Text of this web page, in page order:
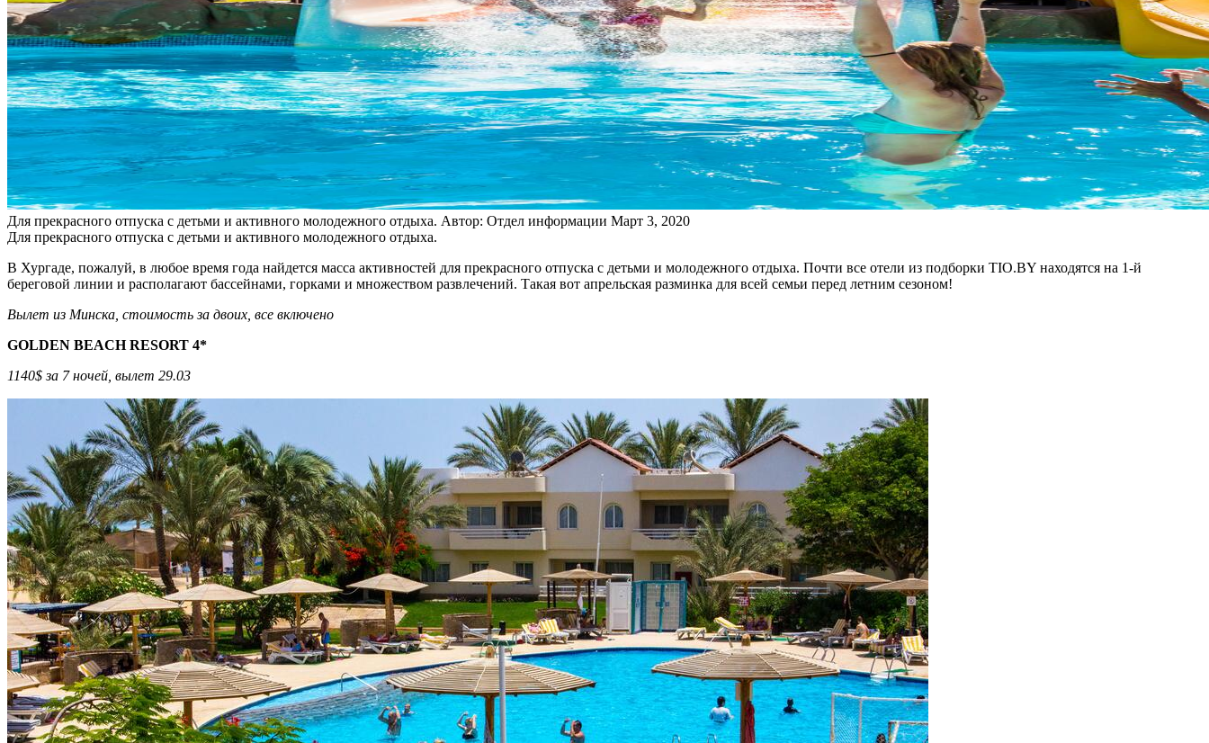
Для прекрасного отпуска с детьми и активного молодежного отдыха. Автор: Отдел информации Март 3, 2020
Для прекрасного отпуска с детьми и активного молодежного отдыха.
В Хургаде, пожалуй, в любое время года найдется масса активностей для прекрасного отпуска с детьми и молодежного отдыха. Почти все отели из подборки TIO.BY находятся на 1-й
береговой линии и располагают бассейнами, горками и множеством развлечений. Такая вот апрельская разминка для всей семьи перед летним сезоном!
Вылет из Минска, стоимость за двоих, все включено
GOLDEN BEACH RESORT 4*
1140$ за 7 ночей, вылет 29.03